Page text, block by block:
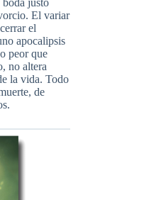
justo
El variar
el
apocalipsis
peor que
no altera
la vida. Todo
de